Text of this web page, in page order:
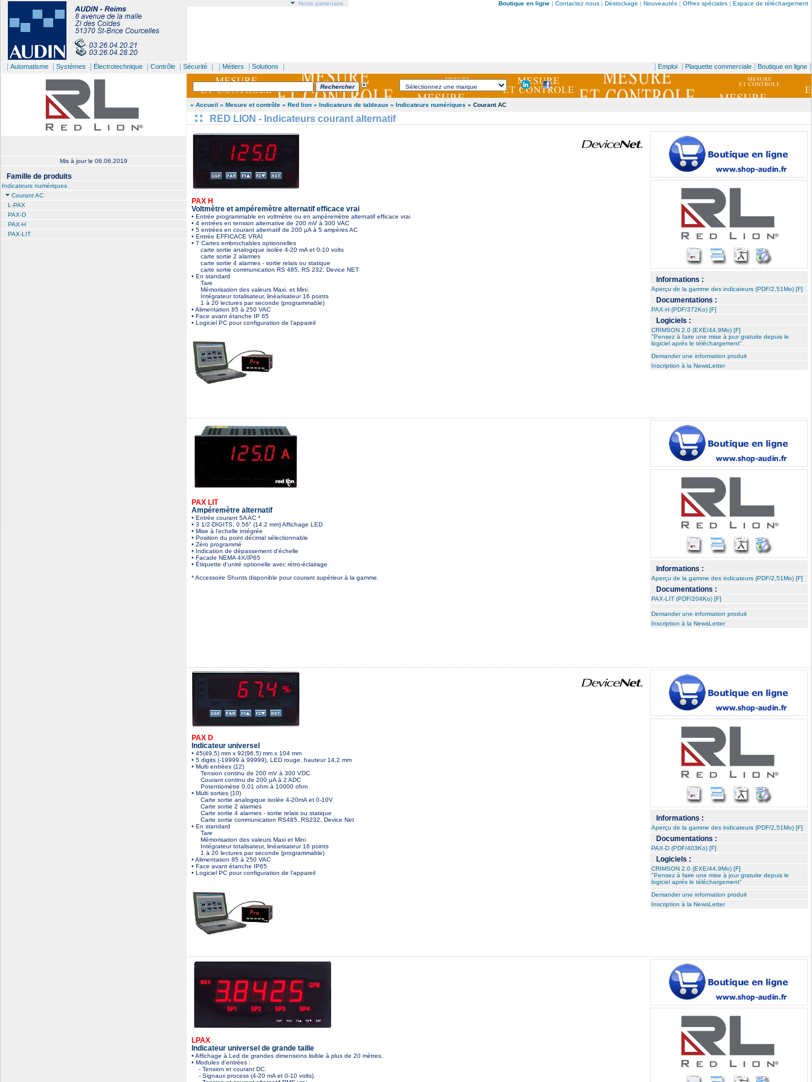
Notre partenaire Boutique en ligne | Contactez nous | Déstockage | Nouveautés | Offres spéciales | Espace de téléchargement
Emploi Plaquette commerciale Boutique en ligne
Automatisme Systèmes Électrotechnique Contrôle Sécurité Métiers Solutions
Mis à jour le 06.06.2019
Famille de produits
Indicateurs numériques
Courant AC
L-PAX
PAX-D
PAX-H
PAX-LIT
» Accueil » Mesure et contrôle » Red lion » Indicateurs de tableaux » Indicateurs numériques » Courant AC
RED LION - Indicateurs courant alternatif
PAX H
Voltmètre et ampéremètre alternatif efficace vrai
• Entrée programmable en voltmètre ou en ampèremètre alternatif efficace vrai
• 4 entrées en tension alternative de 200 mV à 300 VAC
• 5 entrées en courant alternatif de 200 µA à 5 ampères AC
• Entrée EFFICACE VRAI
• 7 Cartes embrochables optionnelles
carte sortie analogique isolée 4-20 mA et 0-10 volts
carte sortie 2 alarmes
carte sortie 4 alarmes - sortie relais ou statique
carte sortie communication RS 485, RS 232, Device NET
• En standard
Tare
Mémorisation des valeurs Maxi. et Mini.
Intégrateur totalisateur, linéarisateur 16 points
1 à 20 lectures par seconde (programmable)
• Alimentation 85 à 250 VAC
• Face avant étanche IP 65
• Logiciel PC pour configuration de l’appareil
Informations :
Aperçu de la gamme des indicateurs (PDF/2,51Mo) [F]
Documentations :
PAX-H (PDF/372Ko) [F]
Logiciels :
CRIMSON 2.0 (EXE/44,9Mo) [F]
"Pensez à faire une mise à jour gratuite depuis le
logiciel aprés le téléchargement"
Demander une information produit
Inscription à la NewsLetter
PAX LIT
Ampéremètre alternatif
• Entrée courant 5A AC *
• 3 1/2-DIGITS, 0.56" (14.2 mm) Affichage LED
• Mise à l'echelle intégrée
• Position du point décimal sélectionnable
• Zéro programmé
• Indication de dépassement d'échelle
• Facade NEMA 4X/IP65
• Étiquette d'unité optionelle avec rétro-éclairage
* Accessoire Shunts disponible pour courant supérieur à la gamme.
Informations :
Aperçu de la gamme des indicateurs (PDF/2,51Mo) [F]
Documentations :
PAX-LIT (PDF/204Ko) [F]
Demander une information produit
Inscription à la NewsLetter
PAX D
Indicateur universel
• 45(49,5) mm x 92(96,5) mm x 104 mm
• 5 digits (-19999 à 99999), LED rouge, hauteur 14,2 mm
• Multi entrées (12)
Tension continu de 200 mV à 300 VDC
Courant continu de 200 µA à 2 ADC
Potentiomètre 0,01 ohm à 10000 ohm
• Multi sorties (10)
Carte sortie analogique isolée 4-20mA et 0-10V
Carte sortie 2 alarmes
Carte sortie 4 alarmes - sortie relais ou statique
Carte sortie communication RS485, RS232, Device Net
• En standard
Tare
Mémorisation des valeurs Maxi et Mini
Intégrateur totalisateur, linéarisateur 16 points
1 à 20 lectures par seconde (programmable)
• Alimentation 85 à 250 VAC
• Face avant étanche IP65
• Logiciel PC pour configuration de l'appareil
Informations :
Aperçu de la gamme des indicateurs (PDF/2,51Mo) [F]
Documentations :
PAX-D (PDF/403Ko) [F]
Logiciels :
CRIMSON 2.0 (EXE/44,9Mo) [F]
"Pensez à faire une mise à jour gratuite depuis le
logiciel aprés le téléchargement"
Demander une information produit
Inscription à la NewsLetter
LPAX
Indicateur universel de grande taille
• Affichage à Led de grandes dimensions lisible à plus de 20 mètres.
• Modules d’entrées :
- Tension et courant DC.
- Signaux process (4-20 mA et 0-10 volts).